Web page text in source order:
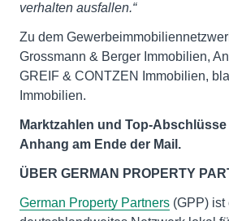
verhalten ausfallen.“
Zu dem
Grossmann & Berger Immobilien,
GREIF & CONTZEN Immobilien,
Immobilien.
Marktzahlen und Top-
Anhang am Ende der Mail.
ÜBER GERMAN PROPERTY
German Property Partners (GPP) ist